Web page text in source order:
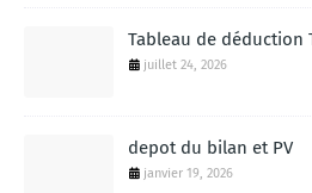
Tableau de déduction
juillet 24, 2026
depot du bilan et PV
janvier 19, 2026